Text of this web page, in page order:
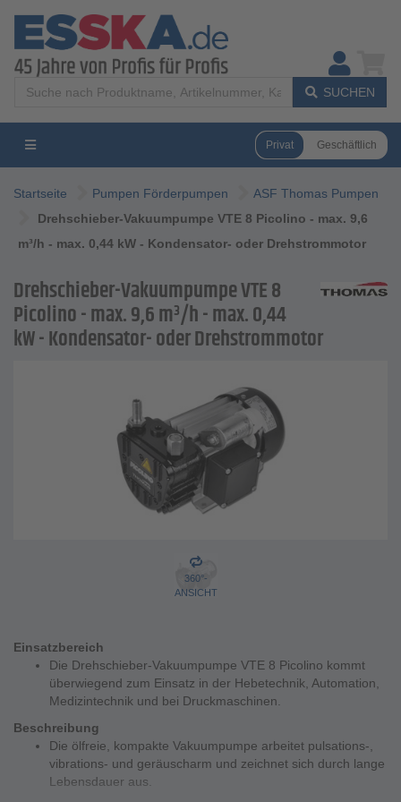
SUCHEN
Privat Geschäftlich
Startseite Pumpen Förderpumpen
ASF Thomas Pumpen
Drehschieber-Vakuumpumpe VTE 8 Picolino - max. 9,6
m³/h - max. 0,44 kW - Kondensator- oder Drehstrommotor
Drehschieber-Vakuumpumpe VTE 8
Picolino - max. 9,6 m³/h - max. 0,44
kW - Kondensator- oder Drehstrommotor
360°-
ANSICHT
Einsatzbereich
Die Drehschieber-Vakuumpumpe VTE 8 Picolino kommt
überwiegend zum Einsatz in der Hebetechnik, Automation,
Medizintechnik und bei Druckmaschinen.
Beschreibung
Die ölfreie, kompakte Vakuumpumpe arbeitet pulsations-,
vibrations- und geräuscharm und zeichnet sich durch lange
Lebensdauer aus.